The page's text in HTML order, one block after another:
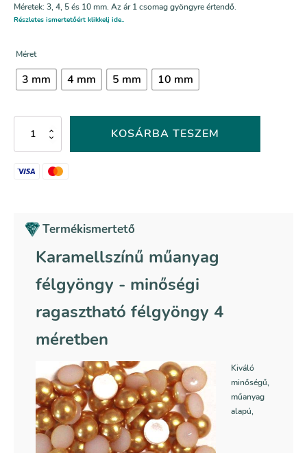
Méretek: 3, 4, 5 és 10 mm. Az ár 1 csomag gyöngyre értendő.
Részletes ismertetőért klikkelj ide..
Méret
3 mm 4 mm 5 mm 10 mm
Karamellszínű
műanyag
félgyöngy
KOSÁRBA TESZEM
Termékismertető
Karamellszínű műanyag
félgyöngy - minőségi
ragasztható félgyöngy 4
méretben
Kiváló
minőségű,
műanyag
alapú,